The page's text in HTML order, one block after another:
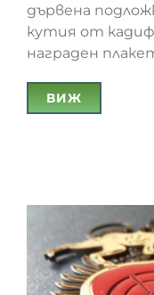
дървена
кутия от
награден
ВИЖ